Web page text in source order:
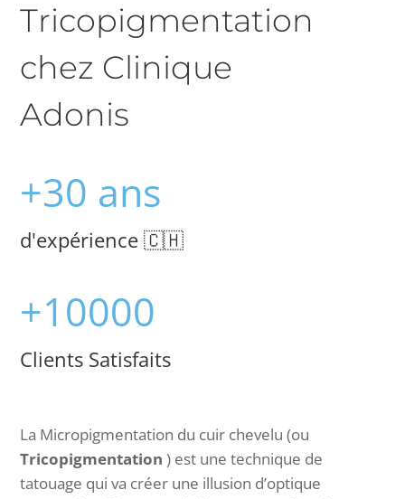
Tricopigmentation
chez Clinique
Adonis
+30 ans
d'expérience 🇨🇭
+10000
Clients Satisfaits
La Micropigmentation du cuir chevelu (ou
Tricopigmentation ) est une technique de
tatouage qui va créer une illusion d’optique